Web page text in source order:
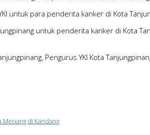
untuk para penderita kanker di Kota
untuk penderita kanker di Kota
Pengurus YKI Kota
Menang di Kandang